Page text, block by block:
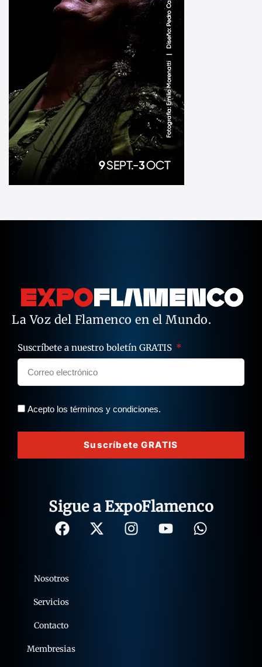
La Voz del Flamenco en el Mundo.
Suscríbete a nuestro boletín GRATIS
Acepto los términos y condiciones.
Suscríbete GRATIS
Sigue a ExpoFlamenco
Nosotros
Servicios
Contacto
Membresias